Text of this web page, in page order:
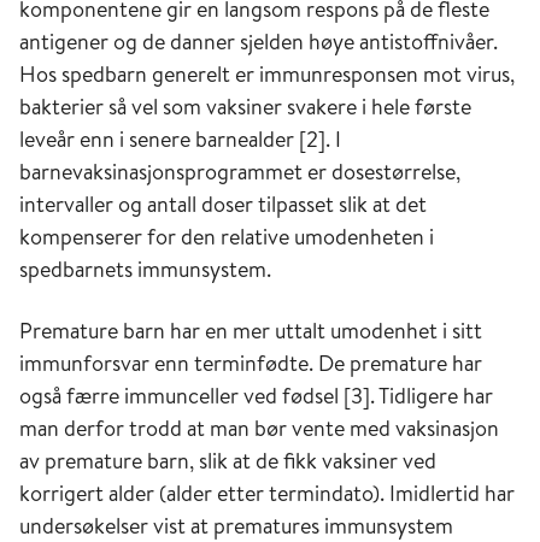
komponentene gir en langsom respons på de fleste
antigener og de danner sjelden høye antistoffnivåer.
Hos spedbarn generelt er immunresponsen mot virus,
bakterier så vel som vaksiner svakere i hele første
leveår enn i senere barnealder [2]. I
barnevaksinasjonsprogrammet er dosestørrelse,
intervaller og antall doser tilpasset slik at det
kompenserer for den relative umodenheten i
spedbarnets immunsystem.
Premature barn har en mer uttalt umodenhet i sitt
immunforsvar enn terminfødte. De premature har
også færre immunceller ved fødsel [3]. Tidligere har
man derfor trodd at man bør vente med vaksinasjon
av premature barn, slik at de fikk vaksiner ved
korrigert alder (alder etter termindato). Imidlertid har
undersøkelser vist at prematures immunsystem